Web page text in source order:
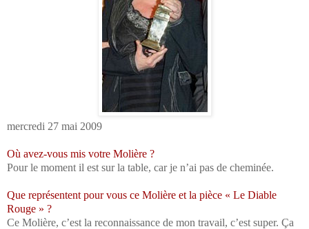
mercredi 27 mai 2009
Où avez-vous mis votre Molière ?
Pour le moment il est sur la table, car je n’ai pas de cheminée.
Que représentent pour vous ce Molière et la pièce « Le Diable
Rouge » ?
Ce Molière, c’est la reconnaissance de mon travail, c’est super. Ça